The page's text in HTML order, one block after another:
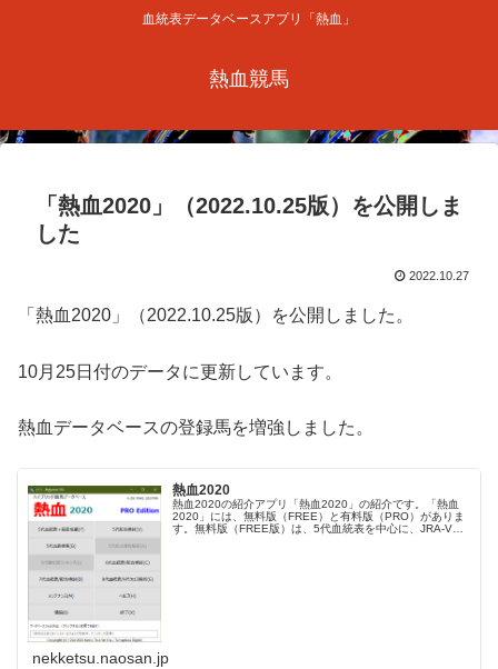
血統表データベースアプリ「熱血」
熱血競馬
「熱血2020」（2022.10.25版）を公開しま
した
2022.10.27
「熱血2020」（2022.10.25版）を公開しました。
10月25日付のデータに更新しています。
熱血データベースの登録馬を増強しました。
熱血2020
熱血2020の紹介アプリ「熱血2020」の紹介です。「熱血
2020」には、無料版（FREE）と有料版（PRO）がありま
す。無料版（FREE版）は、5代血統表を中心に、JRA-VAN
nekketsu.naosan.jp